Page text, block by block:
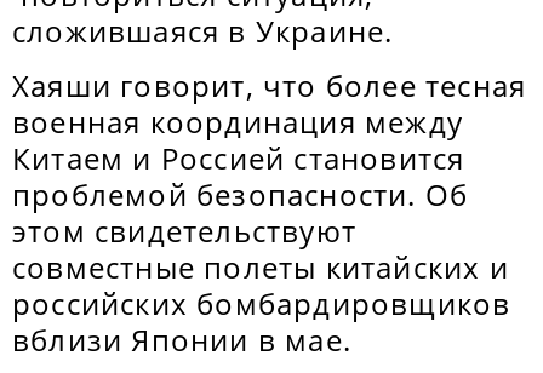
сложившаяся в Украине.
Хаяши говорит, что более тесная
военная координация между
Китаем и Россией становится
проблемой безопасности. Об
этом свидетельствуют
совместные полеты китайских и
российских бомбардировщиков
вблизи Японии в мае.